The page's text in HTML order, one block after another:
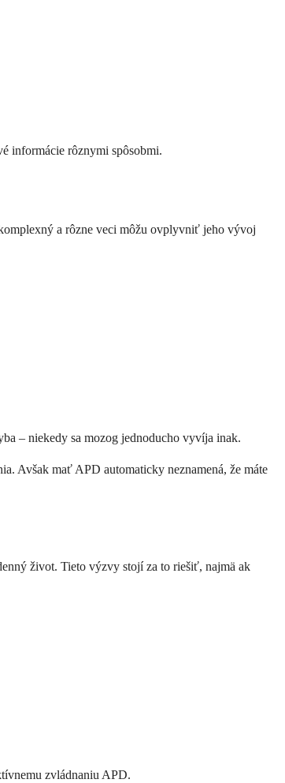
informácie rôznymi spôsobmi.
a rôzne veci môžu ovplyvniť jeho vývoj
– niekedy sa mozog jednoducho vyvíja inak.
Avšak mať APD automaticky neznamená, že máte
život. Tieto výzvy stojí za to riešiť, najmä ak
zvládnaniu APD.